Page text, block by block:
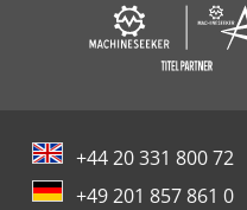
+44 20 331 800 72
+49 201 857 861 0